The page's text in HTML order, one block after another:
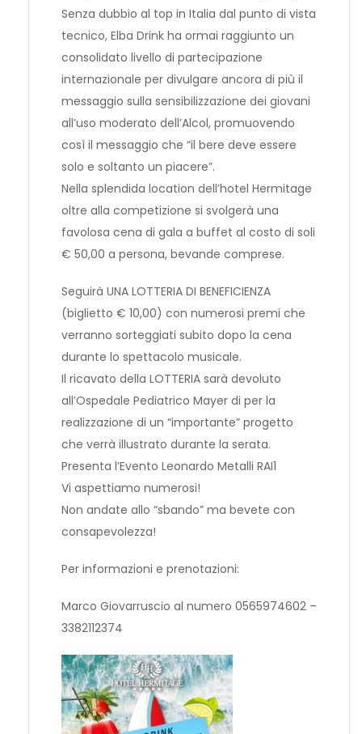
Senza dubbio al top in Italia dal punto di vista
tecnico, Elba Drink ha ormai raggiunto un
consolidato livello di partecipazione
internazionale per divulgare ancora di più il
messaggio sulla sensibilizzazione dei giovani
all’uso moderato dell’Alcol, promuovendo
così il messaggio che “il bere deve essere
solo e soltanto un piacere”.
Nella splendida location dell’hotel Hermitage
oltre alla competizione si svolgerà una
favolosa cena di gala a buffet al costo di soli
€ 50,00 a persona, bevande comprese.
Seguirà UNA LOTTERIA DI BENEFICIENZA
(biglietto € 10,00) con numerosi premi che
verranno sorteggiati subito dopo la cena
durante lo spettacolo musicale.
Il ricavato della LOTTERIA sarà devoluto
all’Ospedale Pediatrico Mayer di per la
realizzazione di un “importante” progetto
che verrà illustrato durante la serata.
Presenta l’Evento Leonardo Metalli RAI1
Vi aspettiamo numerosi!
Non andate allo “sbando” ma bevete con
consapevolezza!
Per informazioni e prenotazioni:
Marco Giovarruscio al numero 0565974602 –
3382112374